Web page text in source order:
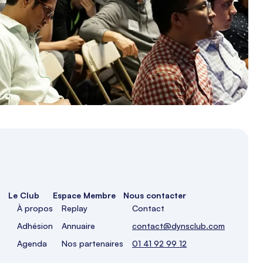
rencontrer sur ...Lire la suite
Le Club
À propos
Adhésion
Agenda
Espace Membre
Replay
Annuaire
Nos partenaires
Nous contacter
Contact
contact@dynsclub.com
01 41 92 99 12